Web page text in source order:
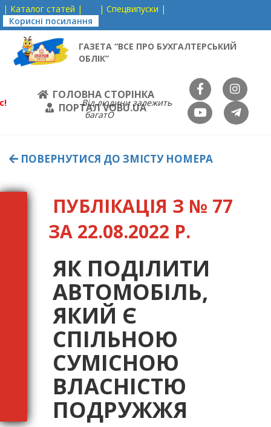
| Каталог статей |
| Спецвипуски |
Корисні посилання
ГАЗЕТА “ВСЕ ПРО БУХГАЛТЕРСЬКИЙ
ОБЛІК”
ГОЛОВНА СТОРІНКА
ПОРТАЛ VOBU.UA
Від людини залежить
багатО
ПОВЕРНУТИСЯ ДО ЗМІСТУ НОМЕРА
ПУБЛІКАЦІЯ З № 77
ЗА 22.08.2022 Р.
ЯК ПОДІЛИТИ
АВТОМОБІЛЬ,
ЯКИЙ Є
СПІЛЬНОЮ
СУМІСНОЮ
ВЛАСНІСТЮ
ПОДРУЖЖЯ